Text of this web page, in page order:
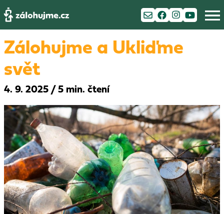
Zálohujme a Ukliďme
svět
4. 9. 2025 / 5 min. čtení